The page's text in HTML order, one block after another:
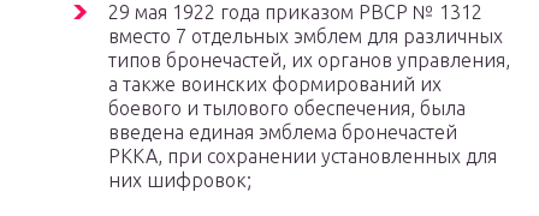
29 мая 1922 года приказом РВСР № 1312
вместо 7 отдельных эмблем для различных
типов бронечастей, их органов управления,
а также воинских формирований их
боевого и тылового обеспечения, была
введена единая эмблема бронечастей
РККА, при сохранении установленных для
них шифровок;